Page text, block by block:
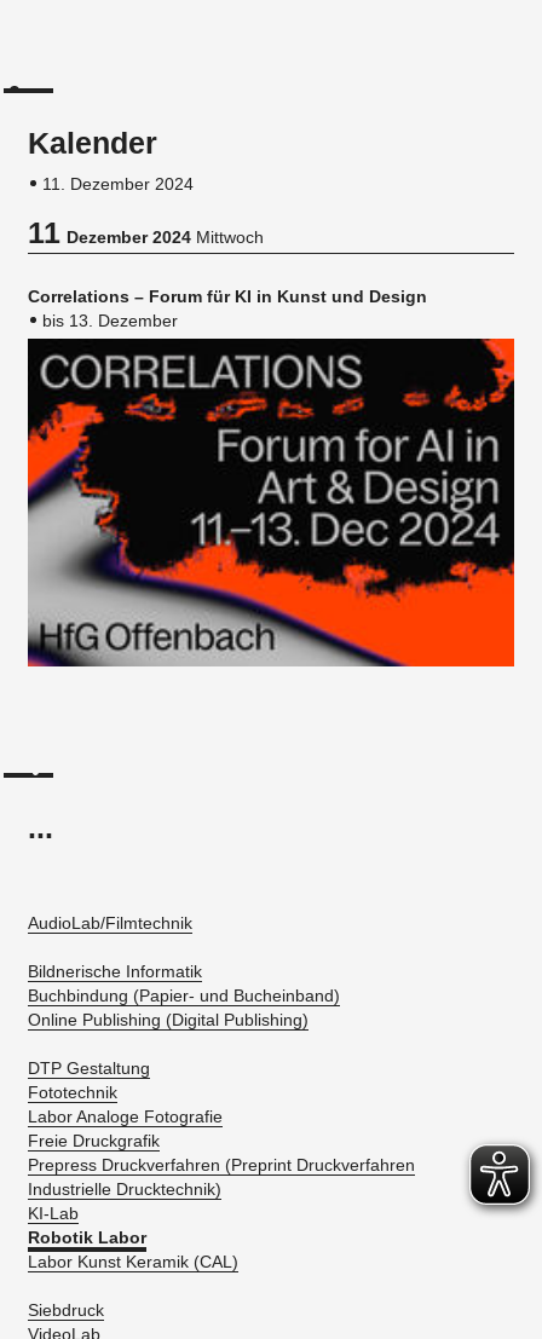
Kalender
11. Dezember 2024
11Dezember 2024 Mittwoch
Correlations – Forum für KI in Kunst und Design
bis 13. Dezember
...
AudioLab/Filmtechnik
Bildnerische Informatik
Buchbindung (Papier- und Bucheinband)
Online Publishing (Digital Publishing)
DTP Gestaltung
Fototechnik
Labor Analoge Fotografie
Freie Druckgrafik
Prepress Druckverfahren (Preprint Druckverfahren
Industrielle Drucktechnik)
KI-Lab
Robotik Labor
Labor Kunst Keramik (CAL)
Siebdruck
VideoLab